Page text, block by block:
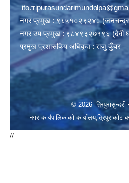
नगर प्रमुख : ९८५१०२९२४० (जनचन्द्र
नगर उप प्रमुख : ९८४९३२७१९६ (देवी
प्रमुख प्रशासकिय अधिकृत : राजु कुँवर
© 2026 त्रिपुरासुन्दरी
नगर कार्यपालिकाको कार्यालय,त्रिपुराकोट
//